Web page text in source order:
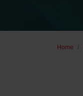
Home